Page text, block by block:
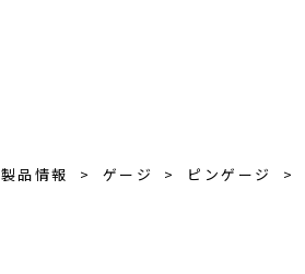
製品情報 ゲージ ピンゲージ